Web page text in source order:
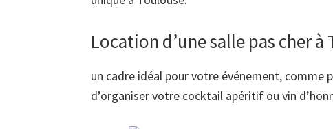
Location d’une salle pas cher
un cadre idéal pour votre événement,
d’organiser votre cocktail apéritif ou vin